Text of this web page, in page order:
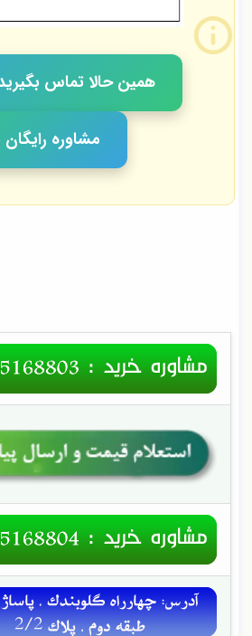
همین حالا تماس بگیرید:
مشاوره رایگان